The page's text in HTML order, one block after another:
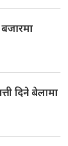
बजारमा
दिने बेलामा